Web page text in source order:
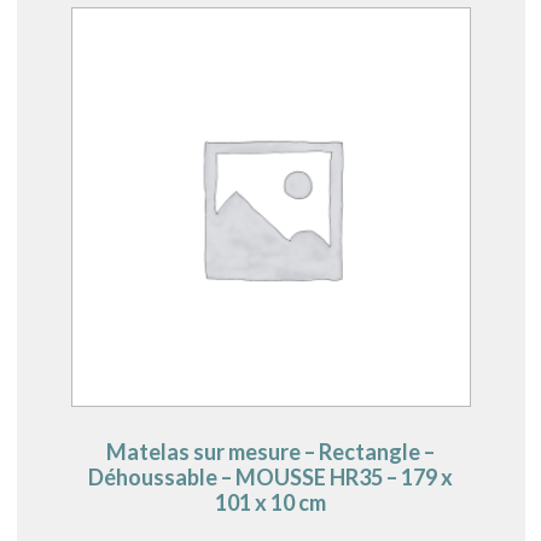
Matelas sur mesure – Rectangle –
Déhoussable – MOUSSE HR35 – 179 x
101 x 10 cm